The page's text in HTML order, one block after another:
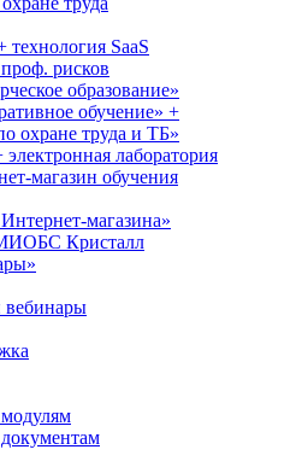
технология SaaS
рисков
образование»
обучение» +
охране труда и ТБ»
лаборатория
магазин обучения
магазина»
Кристалл
вебинары